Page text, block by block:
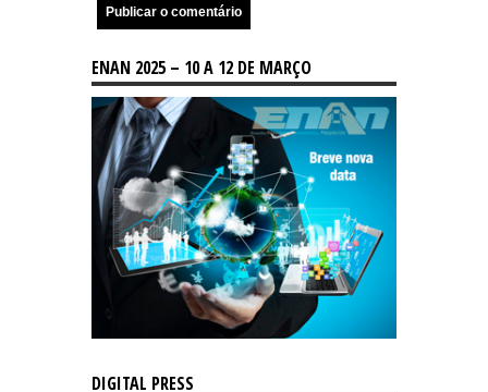
ENAN 2025 – 10 A 12 DE MARÇO
DIGITAL PRESS